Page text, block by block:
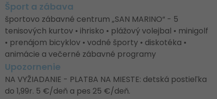
Šport a zábava
športovo zábavné centrum „SAN MARINO“ - 5
tenisových kurtov • ihrisko • plážový volejbal • minigolf
• prenájom bicyklov • vodné športy • diskotéka •
animácie a večerné zábavné programy
Upozornenie
NA VYŽIADANIE - PLATBA NA MIESTE: detská postieľka
do 1,99r. 5 €/deň a pes 25 €/deň.